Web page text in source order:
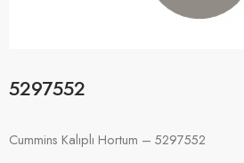
5297552
Cummins Kalıplı Hortum – 5297552